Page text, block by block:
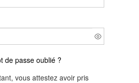
de passe oublié ?
vous attestez avoir pris